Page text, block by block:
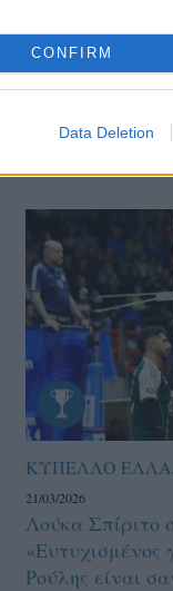
CONFIRM
Data Deletion
ΚΥΠΕΛΛΟ
21/03/2026
Λούκα Σπίριτο
«Ευτυχισμένος
Ρούλης είναι